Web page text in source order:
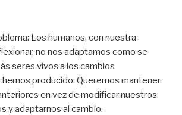
Los humanos, con nuestra
no nos adaptamos como se
seres vivos a los cambios
producido: Queremos mantener
en vez de modificar nuestros
y adaptarnos al cambio.